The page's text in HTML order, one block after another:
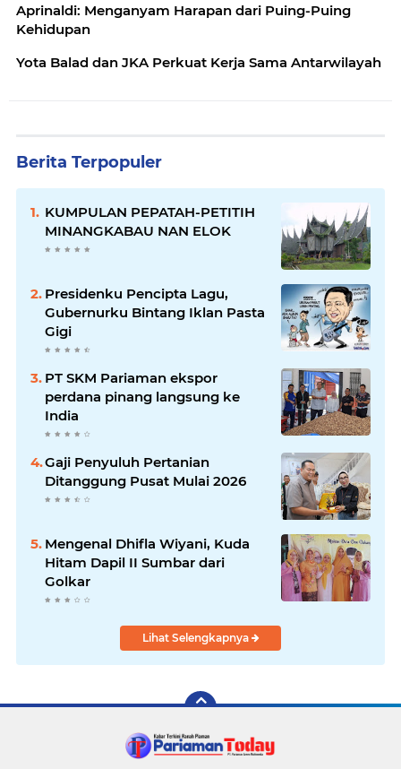
Aprinaldi: Menganyam Harapan dari Puing-Puing
Kehidupan
Yota Balad dan JKA Perkuat Kerja Sama Antarwilayah
Berita Terpopuler
KUMPULAN PEPATAH-PETITIH
MINANGKABAU NAN ELOK
Presidenku Pencipta Lagu,
Gubernurku Bintang Iklan Pasta
Gigi
PT SKM Pariaman ekspor
perdana pinang langsung ke
India
Gaji Penyuluh Pertanian
Ditanggung Pusat Mulai 2026
Mengenal Dhifla Wiyani, Kuda
Hitam Dapil II Sumbar dari
Golkar
Lihat Selengkapnya